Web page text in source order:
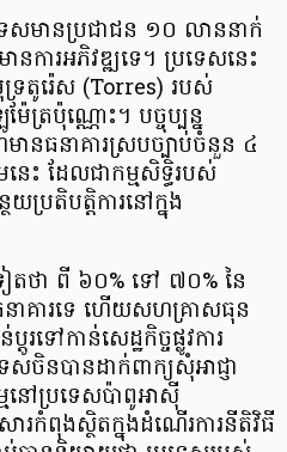
សមានប្រជាជន ១០ លាននាក់
ការ​អភិវឌ្ឍទេ។ ប្រទេសនេះ
រតូរ៉េស (Torres) របស់
ែត្រប៉ុណ្ណោះ​។ បច្ចុប្បន្ន
ានធនាគារស្របច្បាប់ចំនួន ៤
េះ ដែលជាកម្មសិទ្ធិរបស់
យប្រតិបត្តិការនៅក្នុង
តថា ពី ៦០% ទៅ ៧០% នៃ
នាគារទេ ហើយសហគ្រាសធុន
រទៅកាន់សេដ្ឋកិច្ចផ្លូវការ
សចិនបានដាក់ពាក្យសុំអាជ្ញា
មនៅប្រទេសប៉ាពូអាស៊ី
ពុងស្ថិតក្នុងដំណើរការនីតិវិធី